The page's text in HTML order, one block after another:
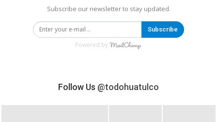
Subscribe our newsletter to stay updated.
Subscribe
Powered by
Follow Us @todohuatulco